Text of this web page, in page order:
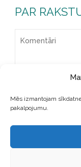
Mēs izmantojam
pakalpojumu.
PAR